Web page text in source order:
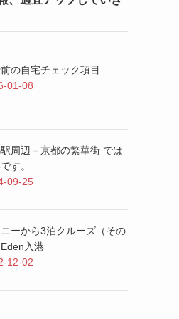
の自宅チェック項目
01-08
周辺＝京都の繁華街 では
す。
09-25
ーから3泊クルーズ（その
Eden入港
12-02